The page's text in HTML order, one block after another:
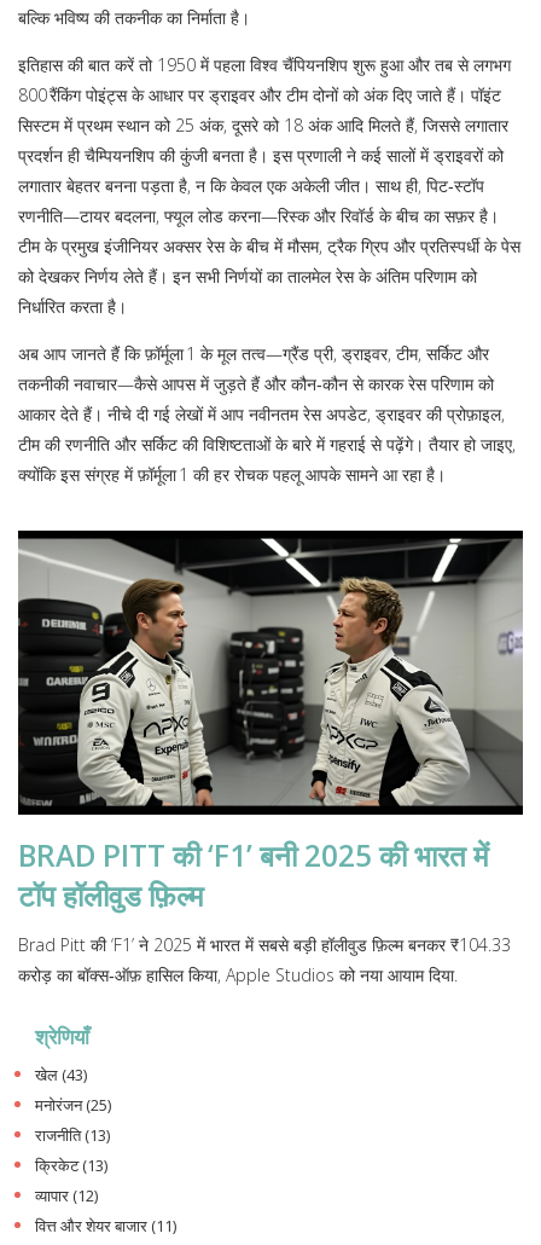
बल्कि भविष्य की तकनीक का निर्माता है।
इतिहास की बात करें तो 1950 में पहला विश्व चैंपियनशिप शुरू हुआ और तब से लगभग
800 रैंकिंग पोइंट्स के आधार पर ड्राइवर और टीम दोनों को अंक दिए जाते हैं। पॉइंट
सिस्टम में प्रथम स्थान को 25 अंक, दूसरे को 18 अंक आदि मिलते हैं, जिससे लगातार
प्रदर्शन ही चैम्पियनशिप की कुंजी बनता है। इस प्रणाली ने कई सालों में ड्राइवरों को
लगातार बेहतर बनना पड़ता है, न कि केवल एक अकेली जीत। साथ ही, पिट‑स्टॉप
रणनीति—टायर बदलना, फ्यूल लोड करना—रिस्क और रिवॉर्ड के बीच का सफ़र है।
टीम के प्रमुख इंजीनियर अक्सर रेस के बीच में मौसम, ट्रैक ग्रिप और प्रतिस्पर्धी के पेस
को देखकर निर्णय लेते हैं। इन सभी निर्णयों का तालमेल रेस के अंतिम परिणाम को
निर्धारित करता है।
अब आप जानते हैं कि फ़ॉर्मूला 1 के मूल तत्व—ग्रैंड प्री, ड्राइवर, टीम, सर्किट और
तकनीकी नवाचार—कैसे आपस में जुड़ते हैं और कौन‑कौन से कारक रेस परिणाम को
आकार देते हैं। नीचे दी गई लेखों में आप नवीनतम रेस अपडेट, ड्राइवर की प्रोफ़ाइल,
टीम की रणनीति और सर्किट की विशिष्टताओं के बारे में गहराई से पढ़ेंगे। तैयार हो जाइए,
क्योंकि इस संग्रह में फ़ॉर्मूला 1 की हर रोचक पहलू आपके सामने आ रहा है।
BRAD PITT की ‘F1’ बनी 2025 की भारत में
टॉप हॉलीवुड फ़िल्म
Brad Pitt की ‘F1’ ने 2025 में भारत में सबसे बड़ी हॉलीवुड फ़िल्म बनकर ₹104.33
करोड़ का बॉक्स‑ऑफ़ हासिल किया, Apple Studios को नया आयाम दिया.
श्रेणियाँ
खेल (43)
मनोरंजन(25)
राजनीति(13)
क्रिकेट(13)
व्यापार (12)
वित्त और शेयर बाजार (11)